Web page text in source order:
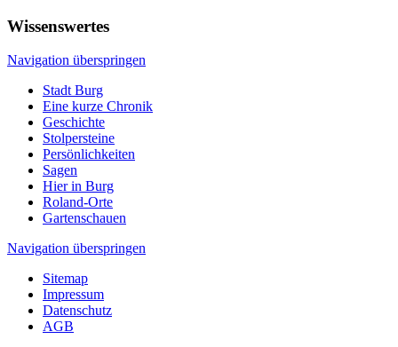
Wissenswertes
Navigation überspringen
Stadt Burg
Eine kurze Chronik
Geschichte
Stolpersteine
Persönlichkeiten
Sagen
Hier in Burg
Roland-Orte
Gartenschauen
Navigation überspringen
Sitemap
Impressum
Datenschutz
AGB